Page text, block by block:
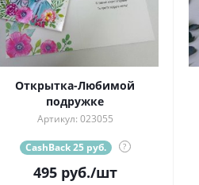
Открытка-Любимой
подружке
Артикул: 023055
CashBack 25 руб. ?
495руб./шт